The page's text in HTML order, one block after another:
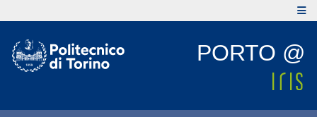
PORTO @